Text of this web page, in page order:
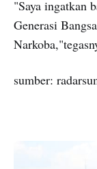
"Saya ingatkan
Generasi
sumber: